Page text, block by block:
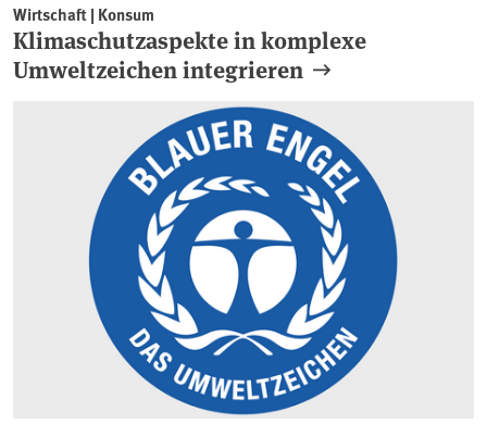
Wirtschaft | Konsum
Klimaschutzaspekte in komplexe
Umweltzeichen integrieren